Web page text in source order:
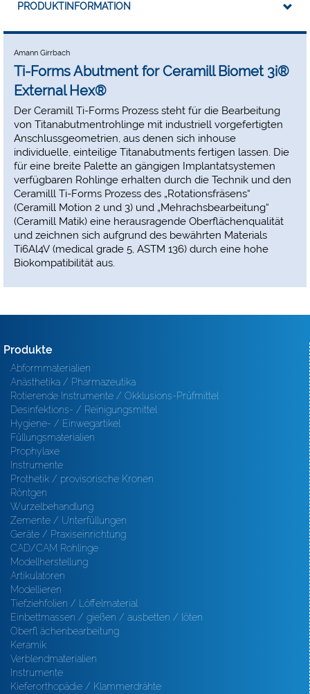
aufgrund des bewährten Materials Ti6Al4V (medical grade 5,
PRODUKTINFORMATION
Amann Girrbach
Ti-Forms Abutment for Ceramill Biomet 3i®
External Hex®
Der Ceramill Ti-Forms Prozess steht für die Bearbeitung
von Titanabutmentrohlinge mit industriell vorgefertigten
Anschlussgeometrien, aus denen sich inhouse
individuelle, einteilige Titanabutments fertigen lassen. Die
für eine breite Palette an gängigen Implantatsystemen
verfügbaren Rohlinge erhalten durch die Technik und den
Ceramilll Ti-Forms Prozess des „Rotationsfräsens“
(Ceramill Motion 2 und 3) und „Mehrachsbearbeitung“
(Ceramill Matik) eine herausragende Oberflächenqualität
und zeichnen sich aufgrund des bewährten Materials
Ti6Al4V (medical grade 5, ASTM 136) durch eine hohe
Biokompatibilität aus.
Produkte
Abformmaterialien
Anästhetika / Pharmazeutika
Rotierende Instrumente / Okklusions-Prüfmittel
Desinfektions- / Reinigungsmittel
Hygiene- / Einwegartikel
Füllungsmaterialien
Prophylaxe
Instrumente
Prothetik / provisorische Kronen
Röntgen
Wurzelbehandlung
Zemente / Unterfüllungen
Geräte / Praxiseinrichtung
CAD/CAM Rohlinge
Modellherstellung
Artikulatoren
Modellieren
Tiefziehfolien / Löffelmaterial
Einbettmassen / gießen / ausbetten / löten
Oberfl ächenbearbeitung
Keramik
Verblendmaterialien
Instrumente
Kieferorthopädie / Klammerdrähte